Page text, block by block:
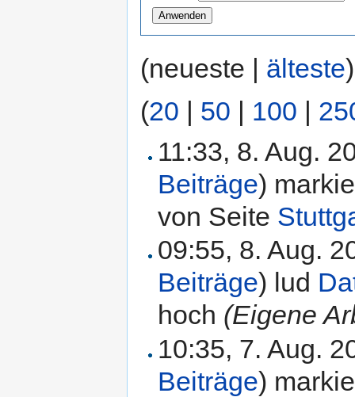
(neueste | älteste
(20 | 50 | 100 |
11:33, 8. Aug.
Beiträge)
von Seite
09:55, 8. Aug.
Beiträge) lud
hoch (Eigene
10:35, 7. Aug.
Beiträge)